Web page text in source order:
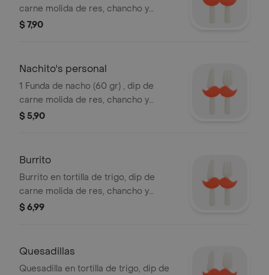
carne molida de res, chancho y
frijoles, salsa de queso, salsa de
$ 7,90
Nachito's personal
1 Funda de nacho (60 gr) , dip de
carne molida de res, chancho y
frijoles, salsa de queso, salsa de
$ 5,90
Burrito
Burrito en tortilla de trigo, dip de
carne molida de res, chancho y
frijoles, quesos mozzarella, cheddar,
$ 6,99
Quesadillas
Quesadilla en tortilla de trigo, dip de